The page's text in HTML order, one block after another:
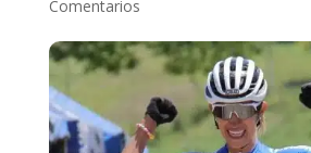
Comentarios